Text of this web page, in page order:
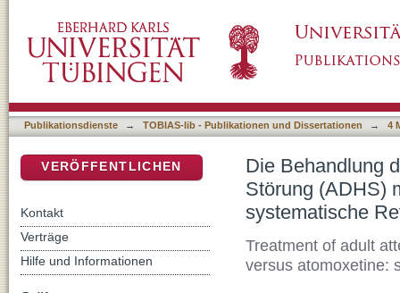
Methylphenidat versus Atomoxetin:
Publikationsdienste → TOBIAS-lib - Publikationen und Dissertationen → 4
Die Behandlung
Störung (ADHS)
systematische
Treatment of adult
versus atomoxetine:
VERÖFFENTLICHEN
Kontakt
Verträge
Hilfe und Informationen